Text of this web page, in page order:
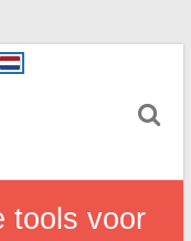
tools voor